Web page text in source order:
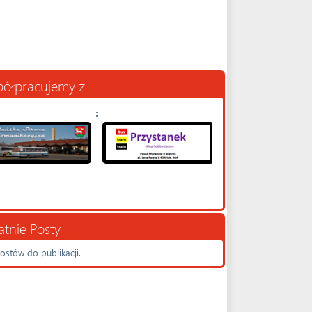
z
Posty
do publikacji.